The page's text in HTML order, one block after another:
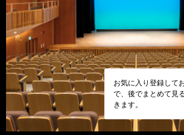
お気に入り登録して
で、後でまとめて見
きます。